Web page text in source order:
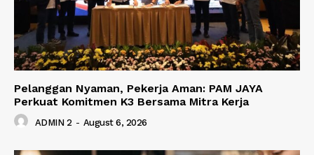
Pelanggan Nyaman, Pekerja Aman: PAM JAYA
Perkuat Komitmen K3 Bersama Mitra Kerja
ADMIN 2 - August 6, 2026